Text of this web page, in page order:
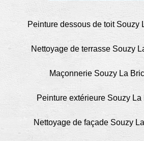
Peinture dessous de toit Souzy
Nettoyage de terrasse Souzy
Maçonnerie Souzy La
Peinture extérieure Souzy
Nettoyage de façade Souzy